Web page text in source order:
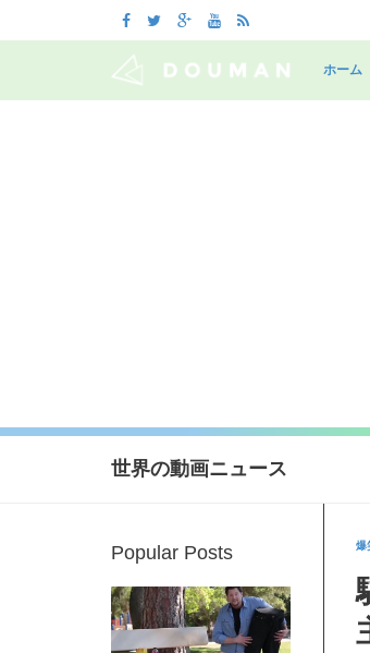
to
ホーム
世界の動画ニュース
爆
Popular Posts